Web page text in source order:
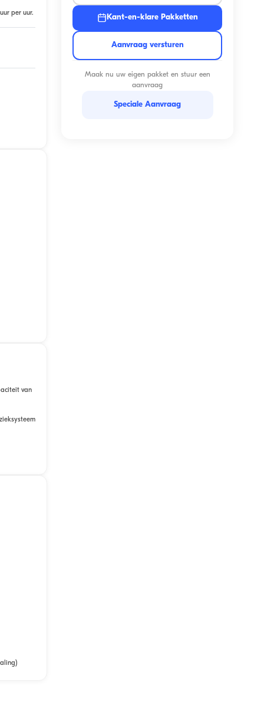
per uur.
van
Kant-en-klare Pakketten
Aanvraag versturen
Maak nu uw eigen pakket en stuur een
aanvraag
Speciale Aanvraag